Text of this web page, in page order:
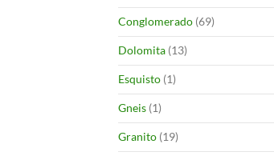
Conglomerado (69)
Dolomita (13)
Esquisto (1)
Gneis (1)
Granito (19)